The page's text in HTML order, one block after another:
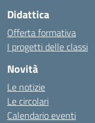
Didattica
Offerta formativa
I progetti delle classi
Novità
Le notizie
Le circolari
Calendario eventi